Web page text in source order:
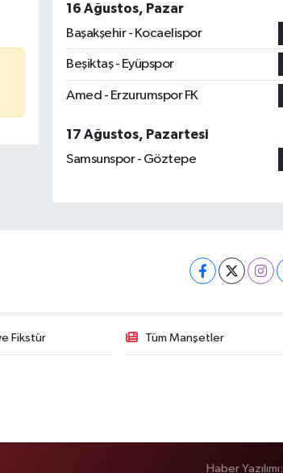
16 Ağustos, Pazar
Başakşehir - Kocaelispor
Beşiktaş - Eyüpspor
Amed - Erzurumspor FK
17 Ağustos, Pazartesi
Samsunspor - Göztepe
Fikstür Tüm Manşetler
Haber Yazılımı: